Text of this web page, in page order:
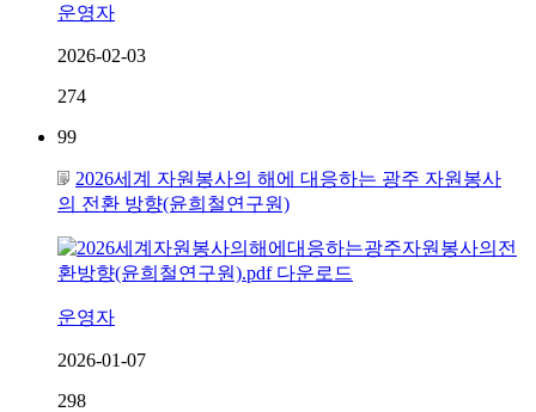
운영자
2026-02-03
274
99
2026세계 자원봉사의 해에 대응하는 광주 자원봉사
의 전환 방향(윤희철연구원)
운영자
2026-01-07
298